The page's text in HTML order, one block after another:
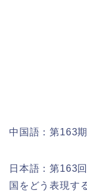
中国語：第163
日本語：第163
国をどう表現す